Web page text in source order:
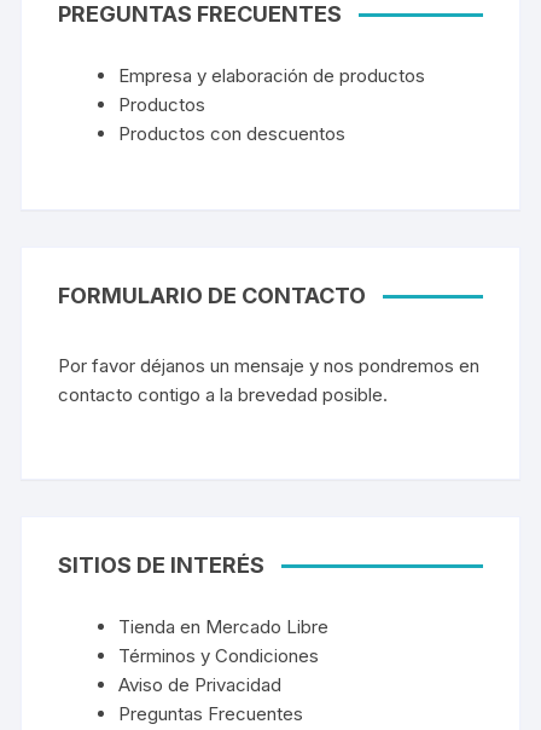
PREGUNTAS FRECUENTES
Empresa y elaboración de productos
Productos
Productos con descuentos
FORMULARIO DE CONTACTO
Por favor déjanos un mensaje y nos pondremos en
contacto contigo a la brevedad posible.
SITIOS DE INTERÉS
Tienda en Mercado Libre
Términos y Condiciones
Aviso de Privacidad
Preguntas Frecuentes